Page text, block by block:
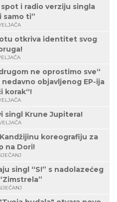
i radio verziju singla
samo ti”
otkriva identitet svog
ne oprostimo sve“
objavljenog EP-ija
korak“!
singl Krune Jupitera!
koreografiju za
na Dori!
singl “S!” s nadolazećeg